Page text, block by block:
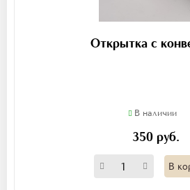
Открытка с
В наличии
350 руб.
В